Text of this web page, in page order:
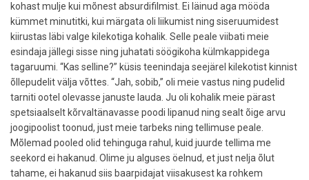
kohast mulje kui mõnest absurdifilmist. Ei läinud aga mööda
kümmet minutitki, kui märgata oli liikumist ning siseruumidest
kiirustas läbi valge kilekotiga kohalik. Selle peale viibati meie
esindaja jällegi sisse ning juhatati söögikoha külmkappidega
tagaruumi. “Kas selline?” küsis teenindaja seejärel kilekotist kinnist
õllepudelit välja võttes. “Jah, sobib,” oli meie vastus ning pudelid
tarniti ootel olevasse januste lauda. Ju oli kohalik meie pärast
spetsiaalselt kõrvaltänavasse poodi lipanud ning sealt õige arvu
joogipoolist toonud, just meie tarbeks ning tellimuse peale.
Mõlemad pooled olid tehinguga rahul, kuid juurde tellima me
seekord ei hakanud. Olime ju alguses öelnud, et just nelja õlut
tahame, ei hakanud siis baarpidajat viisakusest ka rohkem